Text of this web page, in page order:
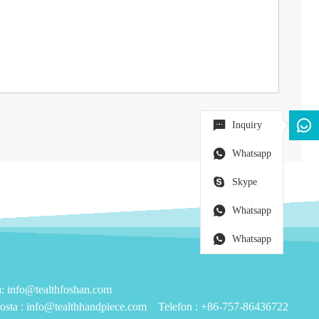
: info@tealthhandpiece.com Telefon : +86-757-86436722
Inquiry
Whatsapp
Skype
Whatsapp
Whatsapp